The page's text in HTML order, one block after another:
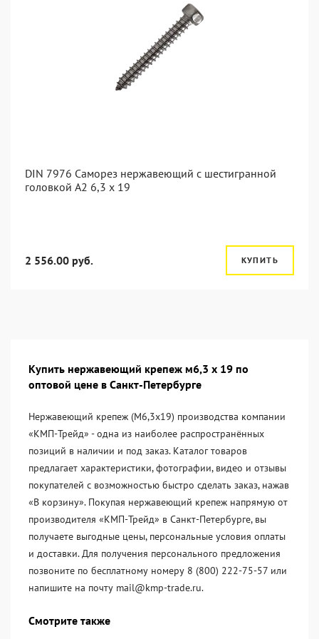
DIN 7976 Саморез нержавеющий с шестигранной
головкой А2 6,3 x 19
2 556.00 руб. КУПИТЬ
Купить нержавеющий крепеж м6,3 х 19 по
оптовой цене в Санкт-Петербурге
Нержавеющий крепеж (М6,3х19) производства компании
«KМП-Трейд» - одна из наиболее распространённых
позиций в наличии и под заказ. Каталог товаров
предлагает характеристики, фотографии, видео и отзывы
покупателей с возможностью быстро сделать заказ, нажав
«В корзину». Покупая нержавеющий крепеж напрямую от
производителя «KМП-Трейд» в Санкт-Петербурге, вы
получаете выгодные цены, персональные условия оплаты
и доставки. Для получения персонального предложения
позвоните по бесплатному номеру 8 (800) 222-75-57 или
напишите на почту mail@kmp-trade.ru.
Смотрите также